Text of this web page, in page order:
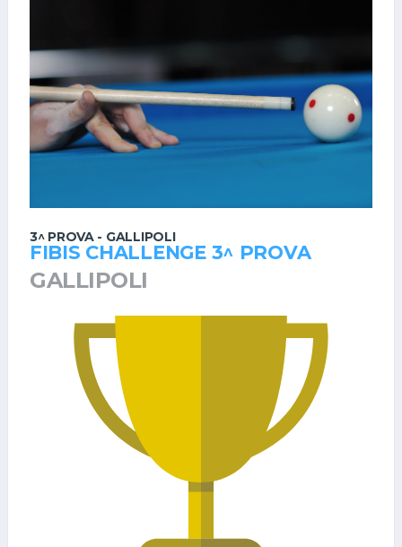
3^ PROVA - GALLIPOLI
FIBIS CHALLENGE 3^ PROVA
GALLIPOLI